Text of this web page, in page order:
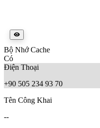
Bộ Nhớ Cache
Có
Điện Thoại
+90 505 234 93 70
Tên Công Khai
--